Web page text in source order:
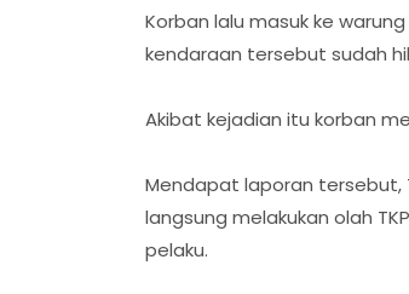
Korban lalu masuk ke
kendaraan tersebut sudah
Akibat kejadian itu korban
Mendapat laporan tersebut,
langsung melakukan olah
pelaku.